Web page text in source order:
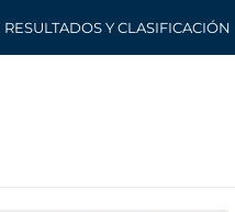
RESULTADOS Y CLASIFICACIÓN